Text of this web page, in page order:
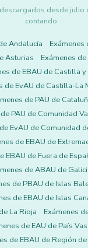
desde julio
contando.
Andalucía
Exámenes
Asturias
Exámenes
de EBAU de Castilla y
de EvAU de Castilla-La
de PAU de
PAU de Comunidad
EvAU de Comunidad
de EBAU de
EBAU de Fuera de
de ABAU de
de PBAU de Islas
de EBAU de Islas
La Rioja
Exámenes
de EAU de País
de EBAU de Región